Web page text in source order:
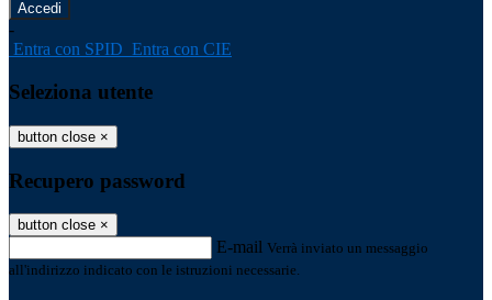
-
Entra con SPID Entra con CIE
Seleziona utente
button close ×
Recupero password
button close ×
E-mail Verrà inviato un messaggio
all'indirizzo indicato con le istruzioni necessarie.